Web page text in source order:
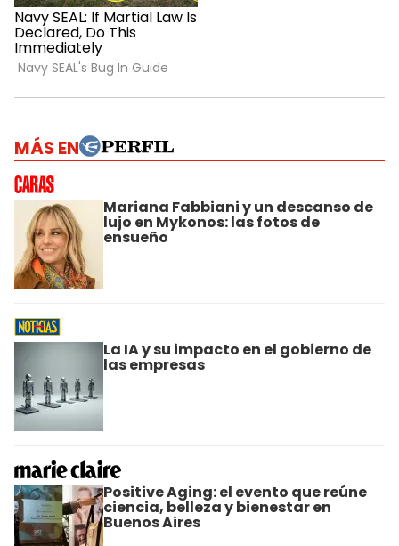
MÁS EN
Mariana Fabbiani y un descanso de
lujo en Mykonos: las fotos de
ensueño
La IA y su impacto en el gobierno de
las empresas
Positive Aging: el evento que reúne
ciencia, belleza y bienestar en
Buenos Aires